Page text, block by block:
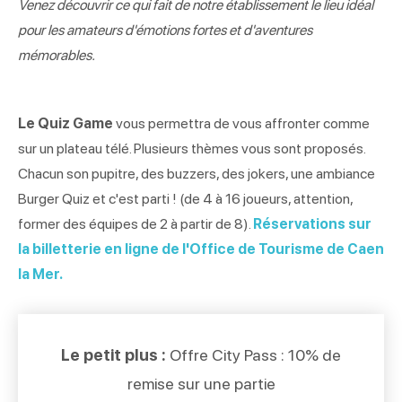
Venez découvrir ce qui fait de notre établissement le lieu idéal
pour les amateurs d'émotions fortes et d'aventures
mémorables.
Le Quiz Game vous permettra de vous affronter comme
sur un plateau télé. Plusieurs thèmes vous sont proposés.
Chacun son pupitre, des buzzers, des jokers, une ambiance
Burger Quiz et c'est parti ! (de 4 à 16 joueurs, attention,
former des équipes de 2 à partir de 8). Réservations sur
la billetterie en ligne de l'Office de Tourisme de Caen
la Mer.
Le petit plus : Offre City Pass : 10% de
remise sur une partie